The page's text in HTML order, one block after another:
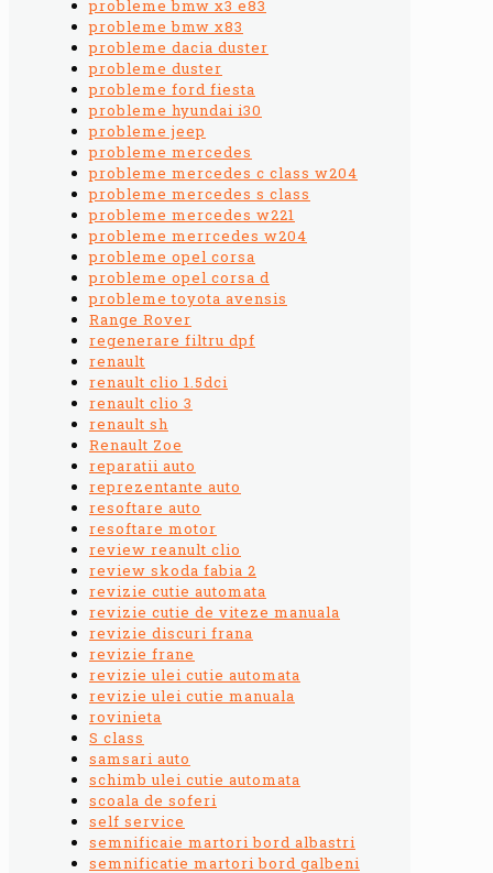
probleme bmw x3 e83
probleme bmw x83
probleme dacia duster
probleme duster
probleme ford fiesta
probleme hyundai i30
probleme jeep
probleme mercedes
probleme mercedes c class w204
probleme mercedes s class
probleme mercedes w221
probleme merrcedes w204
probleme opel corsa
probleme opel corsa d
probleme toyota avensis
Range Rover
regenerare filtru dpf
renault
renault clio 1.5dci
renault clio 3
renault sh
Renault Zoe
reparatii auto
reprezentante auto
resoftare auto
resoftare motor
review reanult clio
review skoda fabia 2
revizie cutie automata
revizie cutie de viteze manuala
revizie discuri frana
revizie frane
revizie ulei cutie automata
revizie ulei cutie manuala
rovinieta
S class
samsari auto
schimb ulei cutie automata
scoala de soferi
self service
semnificaie martori bord albastri
semnificatie martori bord galbeni